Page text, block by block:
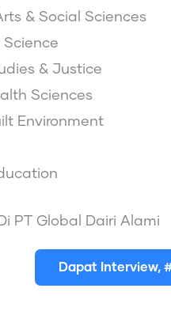
& Social Sciences
Science
& Justice
Sciences
Environment
PT Global Dairi Alami
Dapat Interview,